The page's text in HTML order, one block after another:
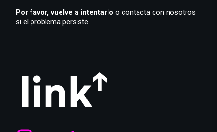
Por favor, vuelve a intentarlo o contacta con nosotros
si el problema persiste.